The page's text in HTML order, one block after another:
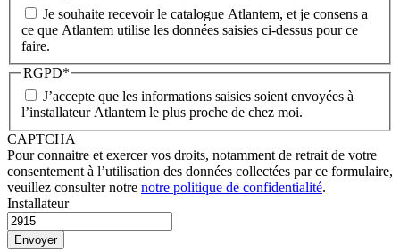
Je souhaite recevoir le catalogue Atlantem, et je consens a
ce que Atlantem utilise les données saisies ci-dessus pour ce
faire.
RGPD*
J’accepte que les informations saisies soient envoyées à
l’installateur Atlantem le plus proche de chez moi.
CAPTCHA
Pour connaitre et exercer vos droits, notamment de retrait de votre
consentement à l’utilisation des données collectées par ce formulaire,
veuillez consulter notre notre politique de confidentialité.
Installateur